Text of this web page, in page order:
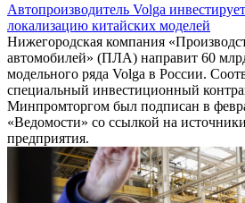
Автопроизводитель Volga
локализацию китайских моделей
Нижегородская компания
автомобилей» (ПЛА) направит 60
модельного ряда Volga в России.
специальный инвестиционный
Минпромторгом был подписан в
«Ведомости» со ссылкой на
предприятия.